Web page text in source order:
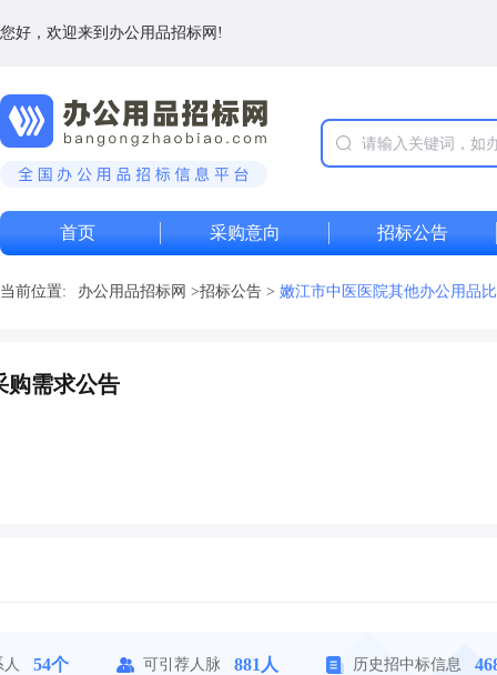
您好，欢迎来到办公用品招标网!
首页 采购意向 招标公告
当前位置: 办公用品招标网 >招标公告 > 嫩江市中医医院其他办公用品
购需求公告
54个 可引荐人脉 881人 历史招中标信息